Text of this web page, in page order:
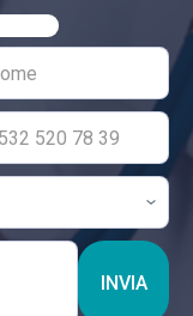
INVIA